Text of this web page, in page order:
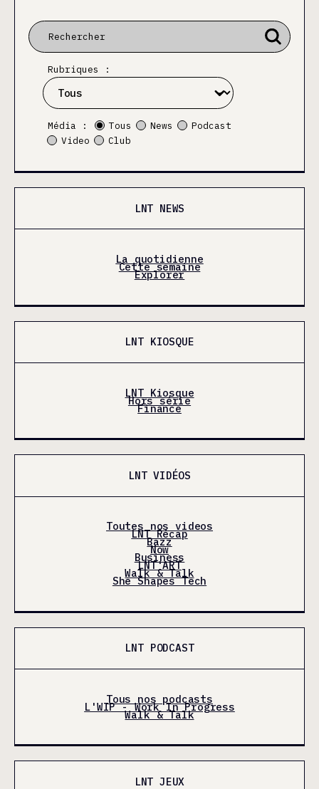
Rubriques :
Média : Tous News
Podcast
Video
Club
LNT NEWS
La quotidienne
Cette semaine
Explorer
LNT KIOSQUE
LNT Kiosque
Hors série
Finance
LNT VIDÉOS
Toutes nos videos
LNT Récap
Bazz
Now
Business
LNT'ART
Walk & Talk
She Shapes Tech
LNT PODCAST
Tous nos podcasts
L'WIP - Work In Progress
Walk & Talk
LNT JEUX